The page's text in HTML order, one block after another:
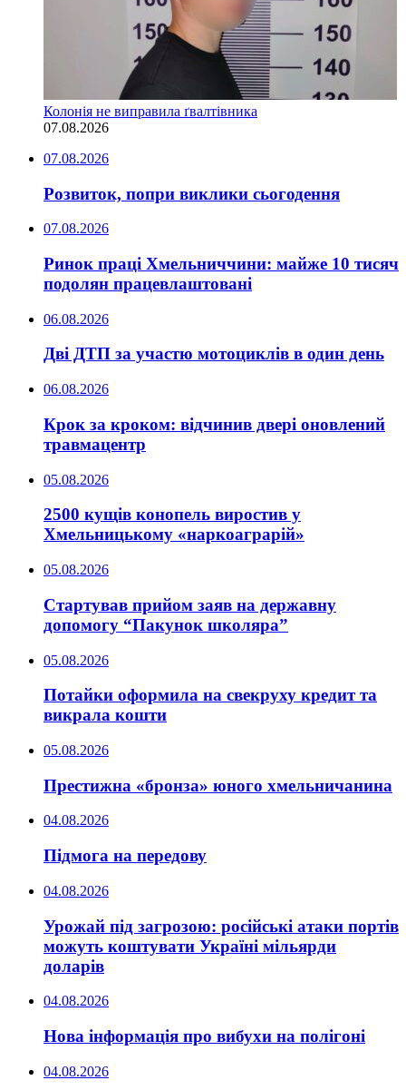
Колонія не виправила ґвалтівника
07.08.2026
07.08.2026
Розвиток, попри виклики сьогодення
07.08.2026
Ринок праці Хмельниччини: майже 10 тисяч
подолян працевлаштовані
06.08.2026
Дві ДТП за участю мотоциклів в один день
06.08.2026
Крок за кроком: відчинив двері оновлений
травмацентр
05.08.2026
2500 кущів конопель виростив у
Хмельницькому «наркоаграрій»
05.08.2026
Стартував прийом заяв на державну
допомогу “Пакунок школяра”
05.08.2026
Потайки оформила на свекруху кредит та
викрала кошти
05.08.2026
Престижна «бронза» юного хмельничанина
04.08.2026
Підмога на передову
04.08.2026
Урожай під загрозою: російські атаки портів
можуть коштувати Україні мільярди
доларів
04.08.2026
Нова інформація про вибухи на полігоні
04.08.2026